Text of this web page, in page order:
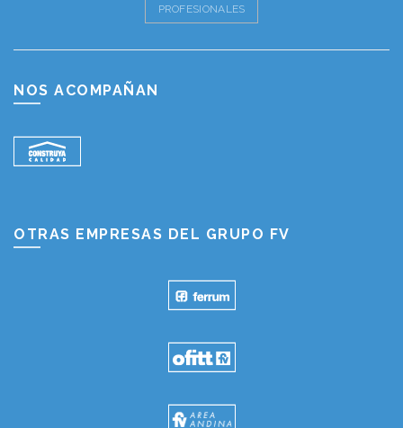
PROFESIONALES
NOS ACOMPAÑAN
OTRAS EMPRESAS DEL GRUPO FV